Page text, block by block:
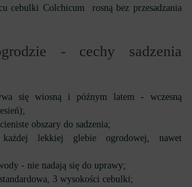
cebulki Colchicum rosną bez przesadzania
- cechy sadzenia
się wiosną i późnym latem - wczesną
obszary do sadzenia;
lekkiej glebie ogrodowej, nawet
- nie nadają się do uprawy;
3 wysokości cebulki;